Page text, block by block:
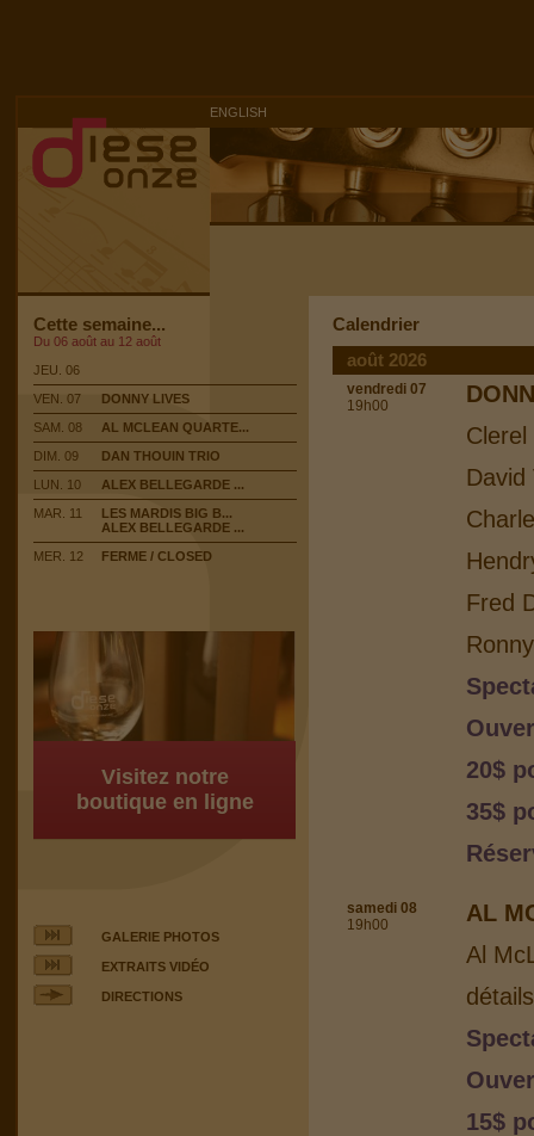
ENGLISH
Cette semaine...
Du 06 août au 12 août
JEU. 06
VEN. 07
DONNY LIVES
SAM. 08
AL MCLEAN QUARTE...
DIM. 09
DAN THOUIN TRIO
LUN. 10
ALEX BELLEGARDE ...
MAR. 11
LES MARDIS BIG B...
ALEX BELLEGARDE ...
MER. 12
FERME / CLOSED
Visitez notre
boutique en ligne
GALERIE PHOTOS
EXTRAITS VIDÉO
DIRECTIONS
Calendrier
août 2026
vendredi 07
19h00
David
Fred
20$
35$
samedi 08
19h00
AL
Al
15$